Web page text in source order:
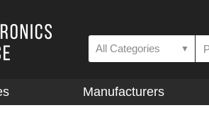
All Categories ▼
Manufacturers